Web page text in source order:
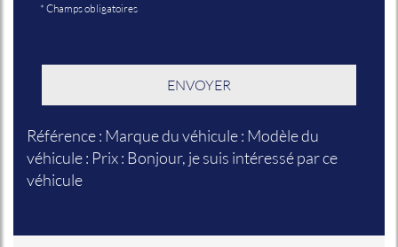
* Champs obligatoires
Référence : Marque du véhicule : Modèle du
véhicule : Prix : Bonjour, je suis intéressé par ce
véhicule